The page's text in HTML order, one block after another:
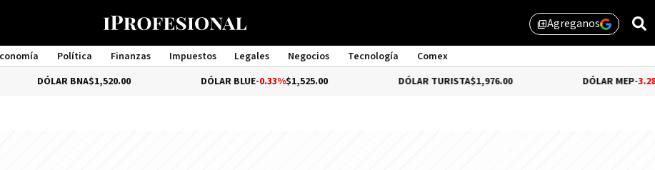
library_addAgreganos
Política Finanzas Impuestos Legales Negocios Tecnología
Comex
Management
BNA $1,520.00 -0.33%$1,525.00 DÓLAR TURISTA$1,976.00 -3.28%$1,529.31